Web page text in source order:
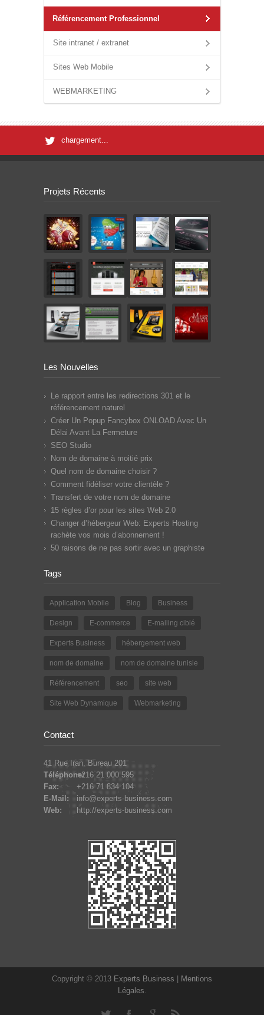
Référencement Professionnel
Site intranet / extranet
Sites Web Mobile
WEBMARKETING
chargement...
Projets Récents
Les Nouvelles
Le rapport entre les redirections 301 et le
référencement naturel
Créer Un Popup Fancybox ONLOAD Avec Un
Délai Avant La Fermeture
SEO Studio
Nom de domaine à moitié prix
Quel nom de domaine choisir ?
Comment fidéliser votre clientèle ?
Transfert de votre nom de domaine
15 règles d’or pour les sites Web 2.0
Changer d’hébergeur Web: Experts Hosting
rachète vos mois d’abonnement !
50 raisons de ne pas sortir avec un graphiste
Tags
Application Mobile Blog Business
Design E-commerce E-mailing ciblé
Experts Business hébergement web
nom de domaine nom de domaine tunisie
Référencement seo site web
Site Web Dynamique Webmarketing
Contact
41 Rue Iran, Bureau 201
Téléphone:+216 21 000 595
Fax:
+216 71 834 104
E-Mail:
info@experts-business.com
Web:
http://experts-business.com
Copyright © 2013 Experts Business
Mentions
Légales.